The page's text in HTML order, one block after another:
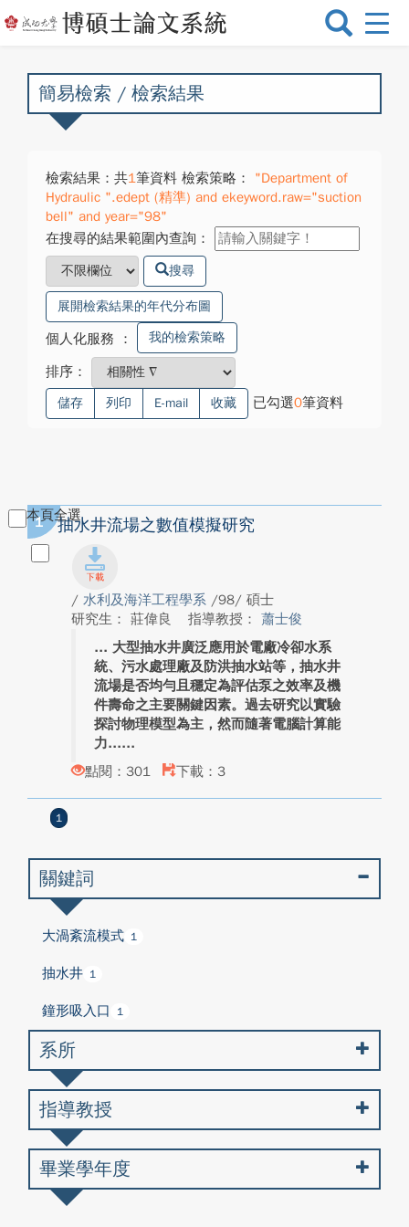
選
換
簡易檢索 / 檢索結果
檢索結果：共1筆資料 檢索策略：
"Department of
Hydraulic ".edept (精準) and ekeyword.raw="suction
bell" and year="98"
在搜尋的結果範圍內查詢：
搜尋
展開檢索結果的年代分布圖
個人化服務 ： 我的檢索策略
排序：
儲存 列印 E-mail 收藏 已勾選0筆資料
本頁全選
1 抽水井流場之數值模擬研究
/ 水利及海洋工程學系 /98/ 碩士
研究生： 莊偉良
指導教授： 蕭士俊
大型抽水井廣泛應用於電廠冷卻水系
統、污水處理廠及防洪抽水站等，抽水井
流場是否均勻且穩定為評估泵之效率及機
件壽命之主要關鍵因素。過去研究以實驗
探討物理模型為主，然而隨著電腦計算能
力...
點閱：301
下載：3
1
關鍵詞
大渦紊流模式 1
抽水井 1
鐘形吸入口 1
系所
指導教授
畢業學年度